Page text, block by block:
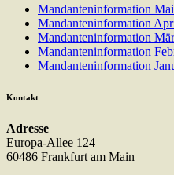
Mandanteninformation
Mandanteninformation
Mandanteninformation
Mandanteninformation
Mandanteninformation
Kontakt
Adresse
Europa-Allee 124
60486 Frankfurt am Main